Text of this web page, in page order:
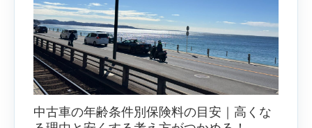
中古車の年齢条件別保険料の目安｜高くな